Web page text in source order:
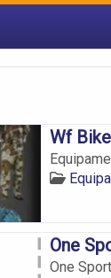
Wf Bike
One
One Sport